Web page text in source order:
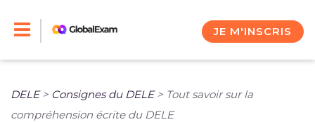
JE M'INSCRIS
DELE> Consignes du DELE> Tout savoir sur la
compréhension écrite du DELE